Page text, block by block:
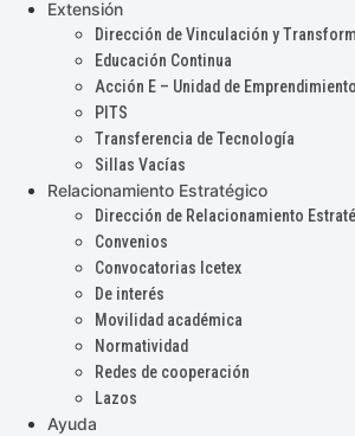
Extensión
Dirección de Vinculación y
Educación Continua
Acción E – Unidad de Emprendimiento
PITS
Transferencia de Tecnología
Sillas Vacías
Relacionamiento Estratégico
Dirección de Relacionamiento
Convenios
Convocatorias Icetex
De interés
Movilidad académica
Normatividad
Redes de cooperación
Lazos
Ayuda